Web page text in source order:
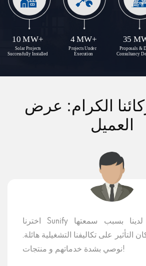
الكرام: عرض
العميل
اخترنا Sunify لمباني المكاتب لدينا بسبب سمعتها
التأثير على تكاليفنا التشغيلية هائلة.
نوصي بشدة خدماتهم و منتجات!